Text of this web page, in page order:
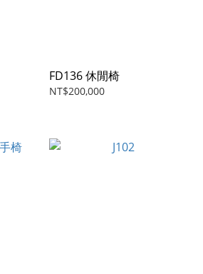
FD136 休閒椅
NT$200,000